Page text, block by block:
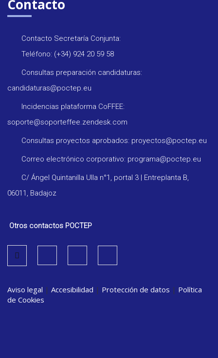
Contacto
Contacto Secretaría Conjunta:
Teléfono: (+34) 924 20 59 58
Consultas preparación candidaturas:
candidaturas@poctep.eu
Incidencias plataforma CoFFEE:
soporte@soporteffee.zendesk.com
Consultas proyectos aprobados: proyectos@poctep.eu
Correo electrónico corporativo: programa@poctep.eu
C/ Ángel Quintanilla Ulla n°1, portal 3 | Entreplanta B,
06011, Badajoz
Otros contactos POCTEP
Aviso legal | Accesibilidad | Protección de datos | Política
de Cookies